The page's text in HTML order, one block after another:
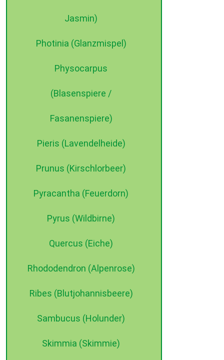
Jasmin)
Photinia (Glanzmispel)
Physocarpus
(Blasenspiere /
Fasanenspiere)
Pieris (Lavendelheide)
Prunus (Kirschlorbeer)
Pyracantha (Feuerdorn)
Pyrus (Wildbirne)
Quercus (Eiche)
Rhododendron (Alpenrose)
Ribes (Blutjohannisbeere)
Sambucus (Holunder)
Skimmia (Skimmie)